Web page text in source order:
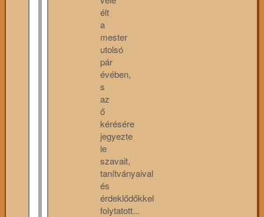
élt
a
mester
utolsó
pár
évében,
s
az
ő
kérésére
jegyezte
le
szavait,
tanítványaival
és
érdeklődőkkel
folytatott...